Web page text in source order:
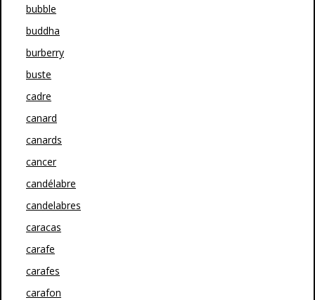
bubble
buddha
burberry
buste
cadre
canard
canards
cancer
candélabre
candelabres
caracas
carafe
carafes
carafon